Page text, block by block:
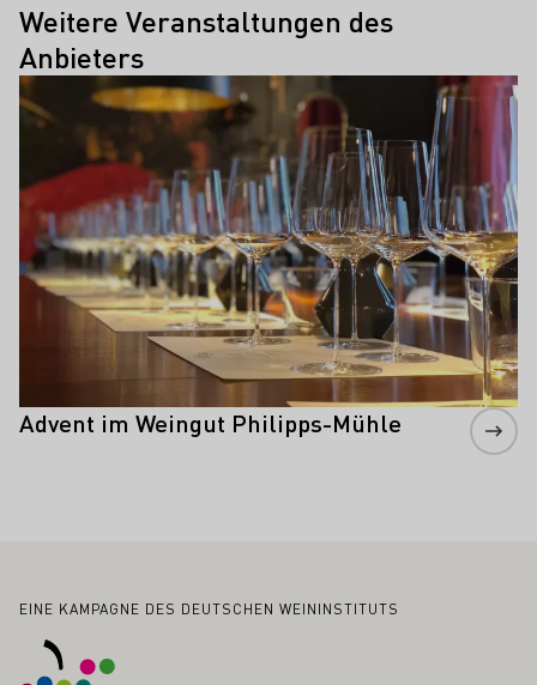
Weitere Veranstaltungen des
Anbieters
Advent im Weingut Philipps-Mühle
Mehr erfahren
Fußbereich
EINE KAMPAGNE DES DEUTSCHEN WEININSTITUTS